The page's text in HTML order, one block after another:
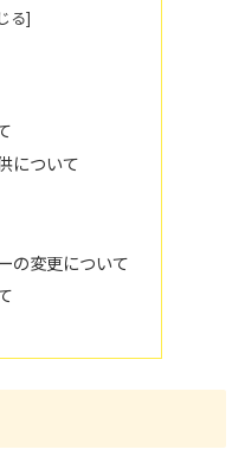
について
の変更について